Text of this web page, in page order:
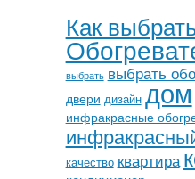
Как
выбрать выбрать
двери дизайн дом
инфракрасные
качество квартира